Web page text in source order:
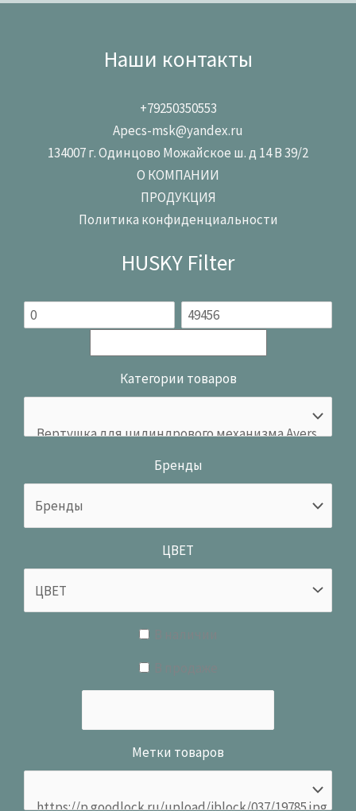
Наши контакты
+79250350553
Apecs-msk@yandex.ru
134007 г. Одинцово Можайское ш. д 14 В 39/2
О КОМПАНИИ
ПРОДУКЦИЯ
Политика конфиденциальности
HUSKY Filter
Категории товаров
Бренды
ЦВЕТ
Метки товаров